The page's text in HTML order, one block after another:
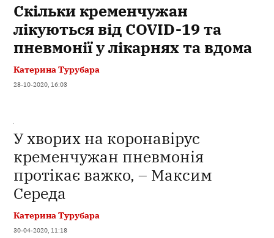
Скільки кременчужан
лікуються від COVID-19 та
пневмонії у лікарнях та вдома
Катерина Турубара
28-10-2020, 16:03
У хворих на коронавірус
кременчужан пневмонія
протікає важко, – Максим
Середа
Катерина Турубара
30-04-2020, 11:18